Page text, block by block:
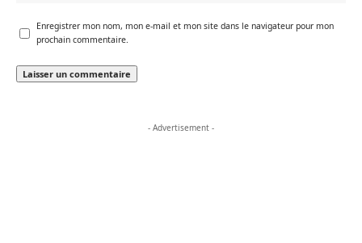
Enregistrer mon nom, mon e-mail et mon site dans le navigateur pour mon
prochain commentaire.
- Advertisement -